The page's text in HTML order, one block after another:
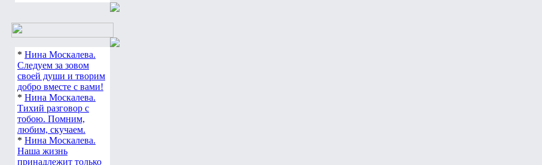
* Нина Москалева.
Следуем за зовом
своей души и творим
добро вместе с вами!
* Нина Москалева.
Тихий разговор с
тобою. Помним,
любим, скучаем.
* Нина Москалева.
Наша жизнь
принадлежит только